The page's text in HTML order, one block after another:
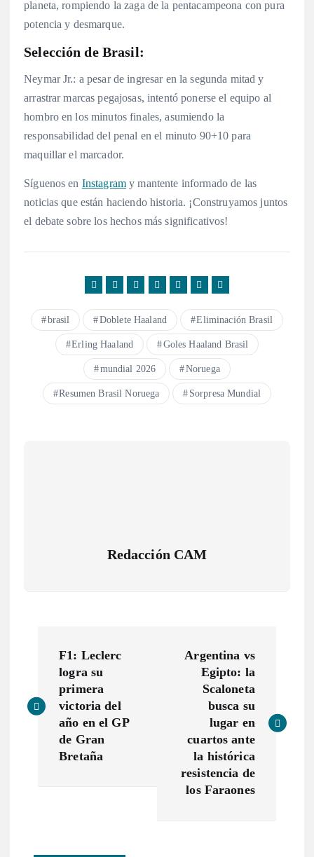
planeta, rompiendo la zaga de la pentacampeona con pura
potencia y desmarque.
Selección de Brasil:
Neymar Jr.: a pesar de ingresar en la segunda mitad y
arrastrar marcas pegajosas, intentó ponerse el equipo al
hombro en los minutos finales, asumiendo la
responsabilidad del penal en el minuto 90+10 para
maquillar el marcador.
Síguenos en Instagram y mantente informado de las
noticias que están haciendo historia. ¡Construyamos juntos
el debate sobre los hechos más significativos!
brasil Doblete Haaland Eliminación Brasil
Erling Haaland Goles Haaland Brasil
mundial 2026 Noruega
Resumen Brasil Noruega Sorpresa Mundial
Redacción CAM
v
c
F1: Leclerc
logra su
primera
victoria del
año en el GP
de Gran
Bretaña
Argentina vs
Egipto: la
Scaloneta
busca su
lugar en
cuartos ante
la histórica
resistencia de
los Faraones